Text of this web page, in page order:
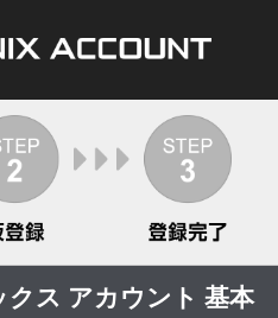
ス アカウント 基本